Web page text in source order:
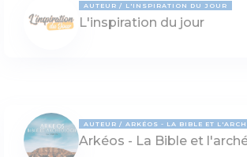
AUTEUR L'INSPIRATION DU JOUR
L'inspiration du jour
AUTEUR ARKÉOS - LA BIBLE ET
Arkéos - La Bible et